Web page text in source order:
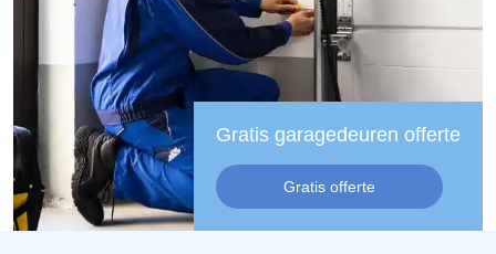
Gratis garagedeuren offerte
Gratis offerte